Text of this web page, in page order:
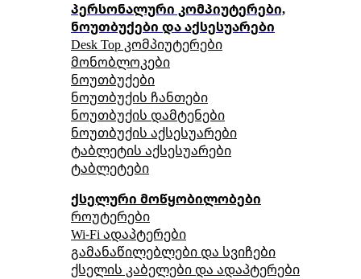
პერსონალური კომპიუტერები,
ნოუთბუქები და აქსესუარები
Desk Top კომპიუტერები
მონობლოკები
ნოუთბუქები
ნოუთბუქის ჩანთები
ნოუთბუქის დამტენები
ნოუთბუქის აქსესუარები
ტაბლეტის აქსესუარები
ტაბლეტები
ქსელური მოწყობილობები
როუტერები
Wi-Fi ადაპტერები
გამანაწილებლები და სვიჩები
ქსელის კაბელები და ადაპტერები